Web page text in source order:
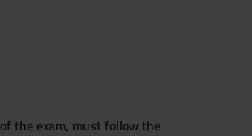
the exam, must follow the